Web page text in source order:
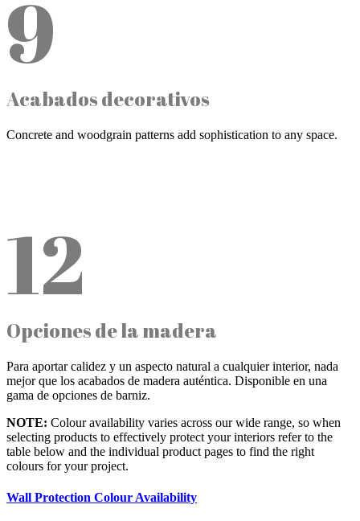
9
Acabados decorativos
Concrete and woodgrain patterns add sophistication to any space.
12
Opciones de la madera
Para aportar calidez y un aspecto natural a cualquier interior, nada
mejor que los acabados de madera auténtica. Disponible en una
gama de opciones de barniz.
NOTE: Colour availability varies across our wide range, so when
selecting products to effectively protect your interiors refer to the
table below and the individual product pages to find the right
colours for your project.
Wall Protection Colour Availability